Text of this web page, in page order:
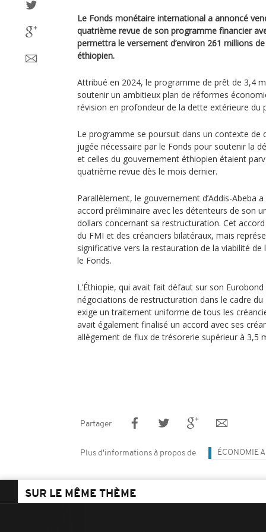
Le Fonds monétaire international a annoncé
quatrième revue de son programme financier
permettra le versement d’environ 261 millions
éthiopien.
Attribué en 2024, le programme de prêt de 3,4
soutenir un ambitieux plan de réformes
révision en profondeur de la dette extérieure du
Le programme se poursuit dans un contexte de
jugée nécessaire par le Fonds pour soutenir la
et celles du gouvernement éthiopien étaient
quatrième revue dès le mois dernier.
Parallèlement, le gouvernement d’Addis-Abeba
accord préliminaire avec les détenteurs de son
dollars concernant sa restructuration. Cet
du FMI et des créanciers bilatéraux, mais
significative vers la restauration de la viabilité
le Fonds.
L’Éthiopie, qui avait fait défaut sur son
négociations de restructuration dans le cadre du
exige un traitement uniforme de tous les
avait également finalisé un accord avec ses
allègement de flux de trésorerie supérieur à 3,5
Partager
Plus d'informations à propos de ÉCONOMIE
SUR LE MÊME THÈME